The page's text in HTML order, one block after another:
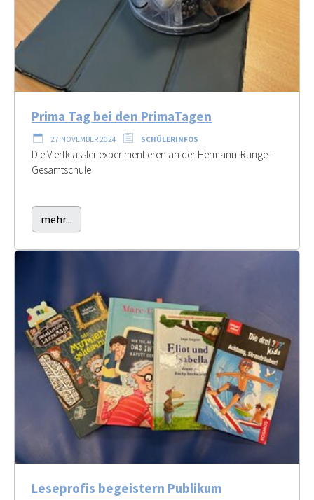
Prima Tag bei den PrimaTagen
27.NOVEMBER 2024 SCHÜLERINFOS
Die Viertklässler experimentieren an der Hermann-Runge-
Gesamtschule
mehr...
Leseprofis begeistern Publikum